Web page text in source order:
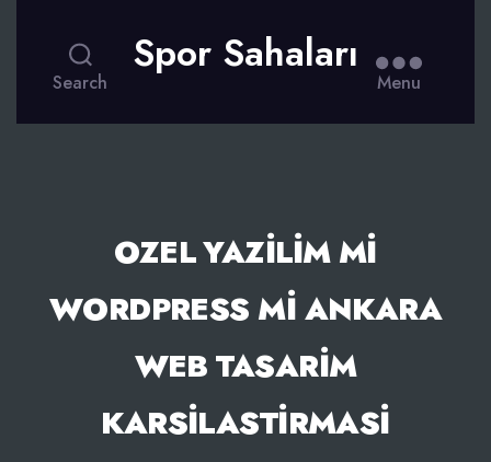
Search
Spor Sahaları
Menu
OZEL YAZILIM MI
WORDPRESS MI ANKARA
WEB TASARIM
KARSILASTIRMASI